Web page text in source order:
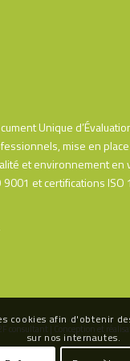
Unique
mise en
et environnement en
9001 et certifications ISO
consultant | Conception et
cookies afin d'obtenir
sur nos internautes.